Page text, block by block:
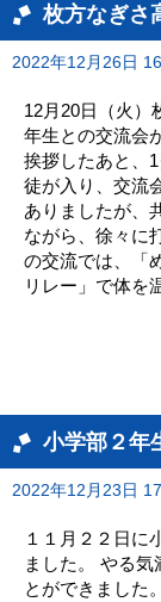
枚方なぎさ
2022年12月26日
12月20日（火）
年生との交流会
挨拶したあと、
徒が入り、交流
ありましたが、
ながら、徐々に
の交流では、「
リレー」で体を
小学部２
2022年12月23日
１１月２２日に
ました。 やる
とができました